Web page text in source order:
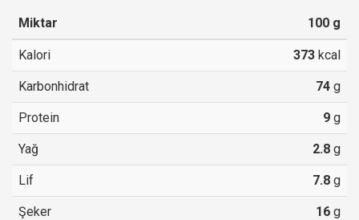
Miktar 100 g
Kalori 373 kcal
Karbonhidrat 74 g
Protein 9 g
Yağ 2.8 g
Lif 7.8 g
Şeker 16 g